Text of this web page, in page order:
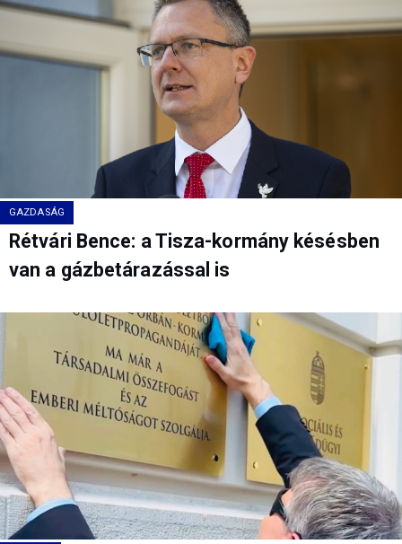
GAZDASÁG
Rétvári Bence: a Tisza-kormány késésben
van a gázbetárazással is